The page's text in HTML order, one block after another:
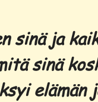
sinä ja
sinä
elämän